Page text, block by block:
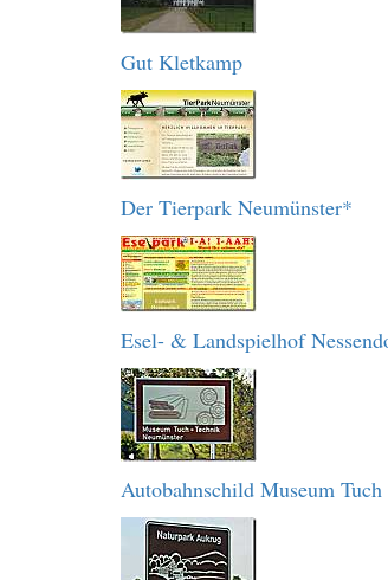
Gut Kletkamp
Der Tierpark Neumünster*
Esel- & Landspielhof
Autobahnschild Museum